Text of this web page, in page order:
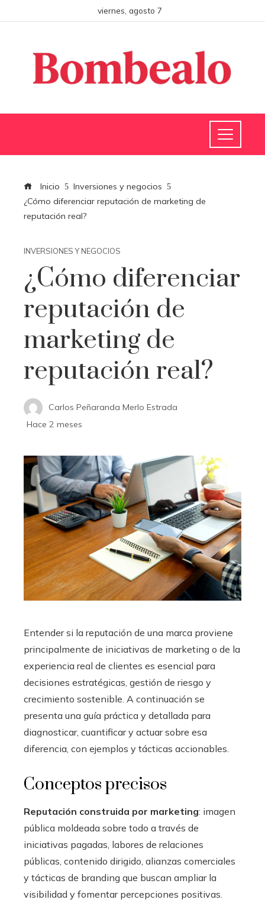
viernes, agosto 7
Inicio
Inversiones y negocios
¿Cómo diferenciar reputación de marketing de
reputación real?
INVERSIONES Y NEGOCIOS
¿Cómo diferenciar
reputación de
marketing de
reputación real?
Carlos Peñaranda Merlo Estrada
Hace 2 meses
Entender si la reputación de una marca proviene
principalmente de iniciativas de marketing o de la
experiencia real de clientes es esencial para
decisiones estratégicas, gestión de riesgo y
crecimiento sostenible. A continuación se
presenta una guía práctica y detallada para
diagnosticar, cuantificar y actuar sobre esa
diferencia, con ejemplos y tácticas accionables.
Conceptos precisos
Reputación construida por marketing: imagen
pública moldeada sobre todo a través de
iniciativas pagadas, labores de relaciones
públicas, contenido dirigido, alianzas comerciales
y tácticas de branding que buscan ampliar la
visibilidad y fomentar percepciones positivas.